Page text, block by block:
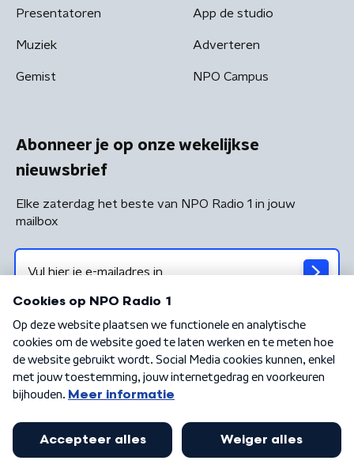
Presentatoren
Muziek
Gemist
App de studio
Adverteren
NPO Campus
Abonneer je op onze wekelijkse
nieuwsbrief
Elke zaterdag het beste van NPO Radio 1 in jouw
mailbox
Algemene voorwaarden